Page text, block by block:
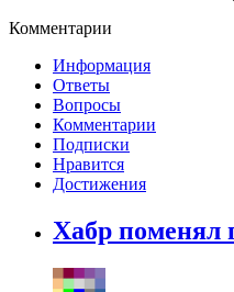
Комментарии
Информация
Ответы
Вопросы
Комментарии
Подписки
Нравится
Достижения
Хабр поменял